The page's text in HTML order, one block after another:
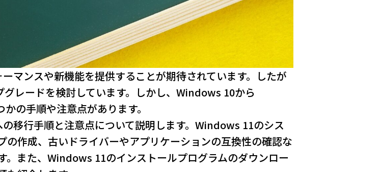
マンスや新機能を提供することが期待されています。したが
レードを検討しています。しかし、Windows 10から
の手順や注意点があります。
移行手順と注意点について説明します。Windows 11のシス
作成、古いドライバーやアプリケーションの互換性の確認な
。また、Windows 11のインストールプログラムのダウンロー